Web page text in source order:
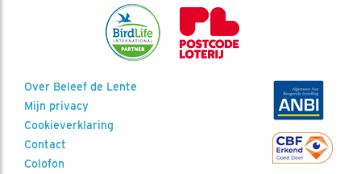
Over Beleef de Lente
Mijn privacy
Cookieverklaring
Contact
Colofon